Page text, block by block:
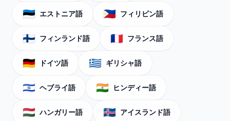
🇪🇪 エストニア語 🇵🇭 フィリピン語
🇫🇮 フィンランド語 🇫🇷 フランス語
🇩🇪 ドイツ語 🇬🇷 ギリシャ語
🇮🇱 ヘブライ語 🇮🇳 ヒンディー語
🇭🇺 ハンガリー語 🇮🇸 アイスランド語